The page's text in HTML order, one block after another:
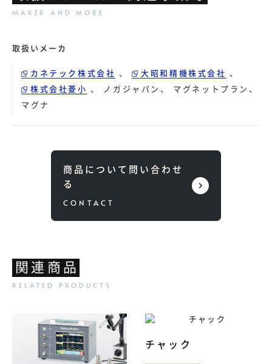
取扱いメーカ
カネテック株式会社 、 大昭和精機株式会社
、
株式会社菱小
、 ノガジャパン 、 マグネットプラン 、
マグナ
商品について問い合わせ
る
関連商品
チャック